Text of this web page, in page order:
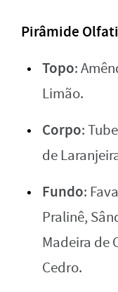
Pirâmide
Topo:
Limão.
Corpo:
de
Fundo:
Pralinê,
Madeira de
Cedro.